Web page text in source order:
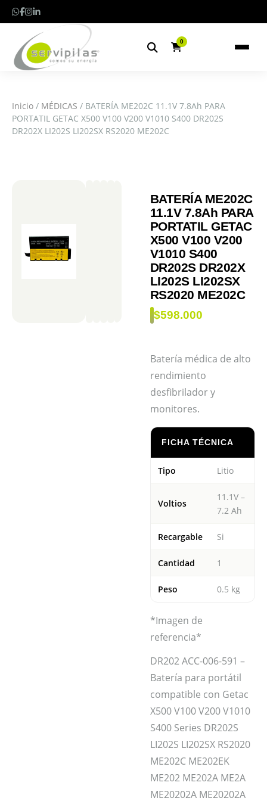
0
Inicio / MÉDICAS / BATERÍA ME202C 11.1V 7.8Ah PARA
PORTATIL GETAC X500 V100 V200 V1010 S400 DR202S
DR202X LI202S LI202SX RS2020 ME202C
BATERÍA ME202C
11.1V 7.8Ah PARA
PORTATIL GETAC
X500 V100 V200
V1010 S400
DR202S DR202X
LI202S LI202SX
RS2020 ME202C
$598.000
Batería médica de alto
rendimiento
desfibrilador y
monitores.
FICHA TÉCNICA
Tipo Litio
Voltios
11.1V –
7.2 Ah
Recargable Si
Cantidad 1
Peso 0.5 kg
*Imagen de
referencia*
DR202 ACC-006-591 –
Batería para portátil
compatible con Getac
X500 V100 V200 V1010
S400 Series DR202S
LI202S LI202SX RS2020
ME202C ME202EK
ME202 ME202A ME2A
ME20202A ME20202A